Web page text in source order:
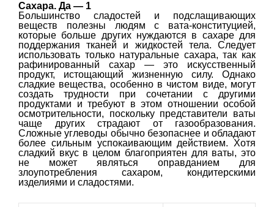
Сахара. Да — 1
Большинство сладостей и подслащивающих
веществ полезны людям с вата-конституцией,
которые больше других нуждаются в сахаре для
поддержания тканей и жидкостей тела. Следует
использовать только натуральные сахара, так как
рафинированный сахар — это искусственный
продукт, истощающий жизненную силу. Однако
сладкие вещества, особенно в чистом виде, могут
создать трудности при сочетании с другими
продуктами и требуют в этом отношении особой
осмотрительности, поскольку представители ваты
чаще других страдают от газообразования.
Сложные углеводы обычно безопаснее и обладают
более сильным успокаивающим действием. Хотя
сладкий вкус в целом благоприятен для ваты, это
не может являться оправданием для
злоупотребления сахаром, кондитерскими
изделиями и сладостями.